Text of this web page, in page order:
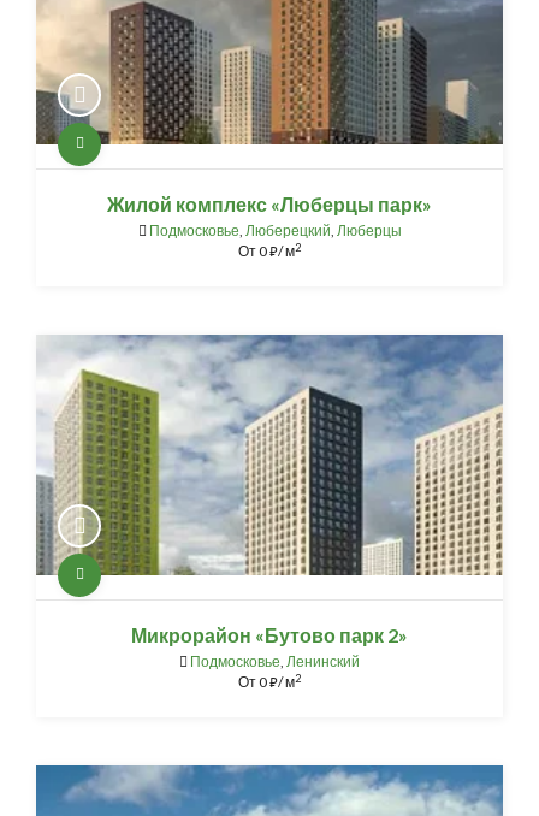
Жилой комплекс «Люберцы парк»
Подмосковье, Люберецкий, Люберцы
От0⃏/ м2
Микрорайон «Бутово парк 2»
Подмосковье, Ленинский
От0⃏/ м2